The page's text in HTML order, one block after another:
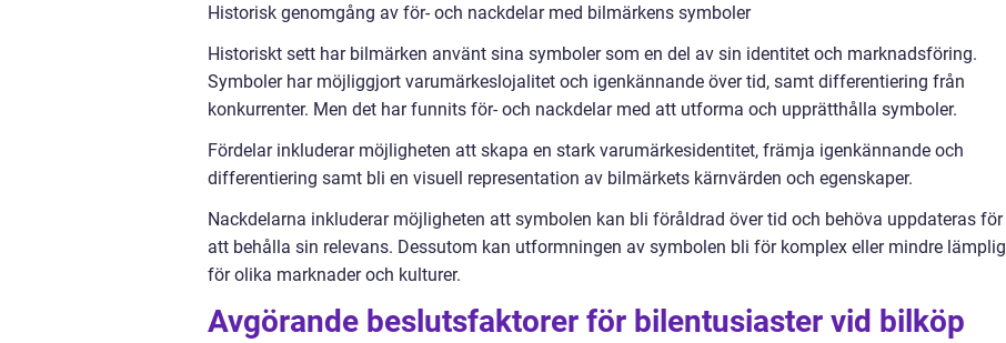
Historisk genomgång av för- och nackdelar med bilmärkens symboler
Historiskt sett har bilmärken använt sina symboler som en del av sin identitet och marknadsföring.
Symboler har möjliggjort varumärkeslojalitet och igenkännande över tid, samt differentiering från
konkurrenter. Men det har funnits för- och nackdelar med att utforma och upprätthålla symboler.
Fördelar inkluderar möjligheten att skapa en stark varumärkesidentitet, främja igenkännande och
differentiering samt bli en visuell representation av bilmärkets kärnvärden och egenskaper.
Nackdelarna inkluderar möjligheten att symbolen kan bli föråldrad över tid och behöva uppdateras för
att behålla sin relevans. Dessutom kan utformningen av symbolen bli för komplex eller mindre lämplig
för olika marknader och kulturer.
Avgörande beslutsfaktorer för bilentusiaster vid bilköp